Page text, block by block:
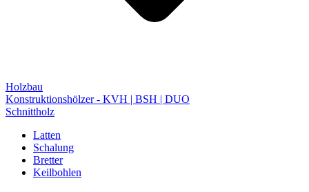
Holzbau
Konstruktionshölzer - KVH | BSH | DUO
Schnittholz
Latten
Schalung
Bretter
Keilbohlen